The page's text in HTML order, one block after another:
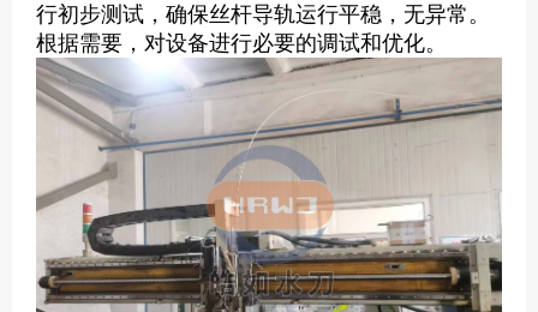
行初步测试，确保丝杆导轨运行平稳，无异常。
根据需要，对设备进行必要的调试和优化。